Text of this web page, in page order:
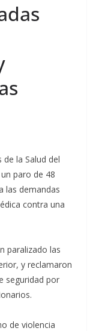
la Salud del
paro de 48
las demandas
contra una
paralizado las
y reclamaron
seguridad por
de violencia